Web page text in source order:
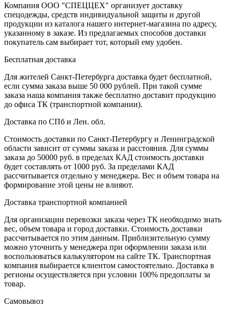
Компания ООО "СПЕЦЦЕХ" организует доставку
спецодежды, средств индивидуальной защиты и другой
продукции из каталога нашего интернет-магазина по адресу,
указанному в заказе. Из предлагаемых способов доставки
покупатель сам выбирает тот, который ему удобен.
Бесплатная доставка
Для жителей Санкт-Петербурга доставка будет бесплатной,
если сумма заказа выше 50 000 рублей. При такой сумме
заказа наша компания также бесплатно доставит продукцию
до офиса ТК (транспортной компании).
Доставка по СПб и Лен. обл.
Стоимость доставки по Санкт-Петербургу и Ленинградской
области зависит от суммы заказа и расстояния. Для суммы
заказа до 50000 руб. в пределах КАД стоимость доставки
будет составлять от 1000 руб. За пределами КАД
рассчитывается отдельно у менеджера. Вес и объем товара на
формирование этой цены не влияют.
Доставка транспортной компанией
Для организации перевозки заказа через ТК необходимо знать
вес, объем товара и город доставки. Стоимость доставки
рассчитывается по этим данным. Приблизительную сумму
можно уточнить у менеджера при оформлении заказа или
воспользоваться калькулятором на сайте ТК. Транспортная
компания выбирается клиентом самостоятельно. Доставка в
регионы осуществляется при условии 100% предоплаты за
товар.
Самовывоз